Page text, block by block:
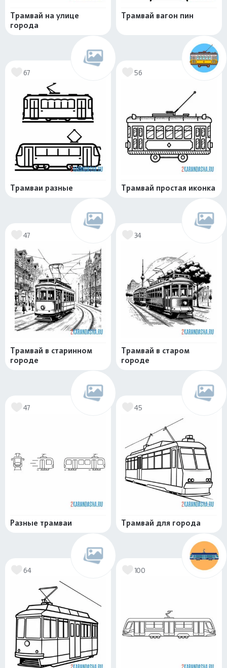
Трамвай на улице
города
Трамвай вагон пин
67
Трамваи разные
56
Трамвай простая иконка
47
Трамвай в старинном
городе
34
Трамвай в старом
городе
47
Разные трамваи
45
Трамвай для города
64 100